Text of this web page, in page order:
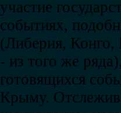
участие
событиях,
(Либерия, Конго,
- из того же
готовящихся
Крыму.